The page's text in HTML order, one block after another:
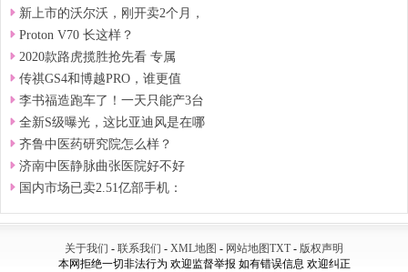
新上市的沃尔沃，刚开卖2个月，
Proton V70 长这样？
2020款路虎揽胜抢先看 专属
传祺GS4和博越PRO，谁更值
李书福造跑车了！一天只能产3台
全新S级曝光，这比亚迪风是在哪
齐鲁中医药研究院怎么样？
济南中医静脉曲张医院好不好
国内市场已卖2.51亿部手机：
关于我们 - 联系我们 - XML地图 - 网站地图TXT- 版权声明
本网拒绝一切非法行为 欢迎监督举报 如有错误信息 欢迎纠正